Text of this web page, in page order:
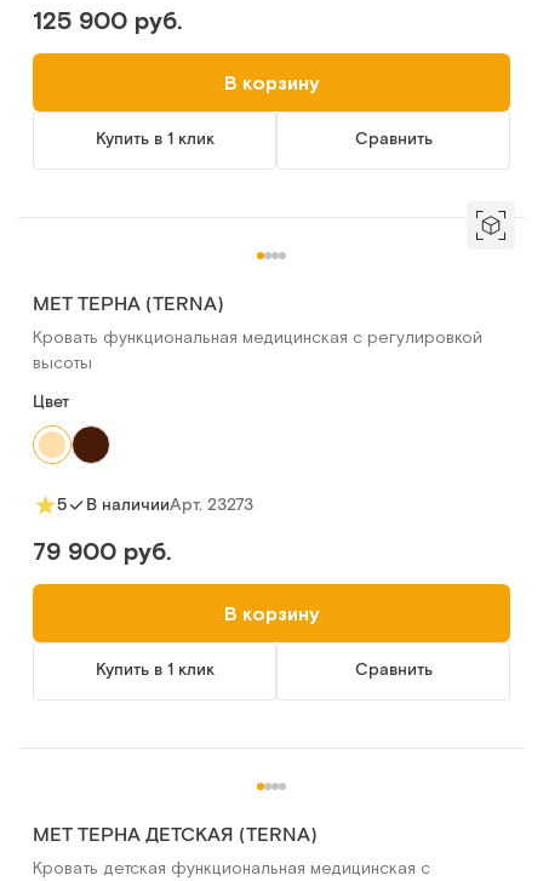
125 900 руб.
В корзину
Купить в 1 клик Сравнить
MET ТЕРНА (TERNA)
Кровать функциональная медицинская с регулировкой
высоты
Цвет
5 В наличииАрт. 23273
79 900 руб.
В корзину
Купить в 1 клик Сравнить
MET ТЕРНА ДЕТСКАЯ (TERNA)
Кровать детская функциональная медицинская с